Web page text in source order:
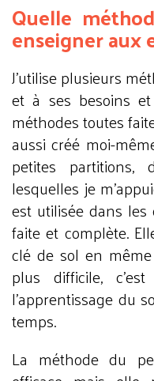
Quelle
enseigner aux
J’utilise plusieurs
et à ses besoins
méthodes toutes
aussi créé moi-
petites
lesquelles je
est utilisée dans les
faite et complète.
clé de sol en
plus difficile,
l’apprentissage du
temps.
La méthode du